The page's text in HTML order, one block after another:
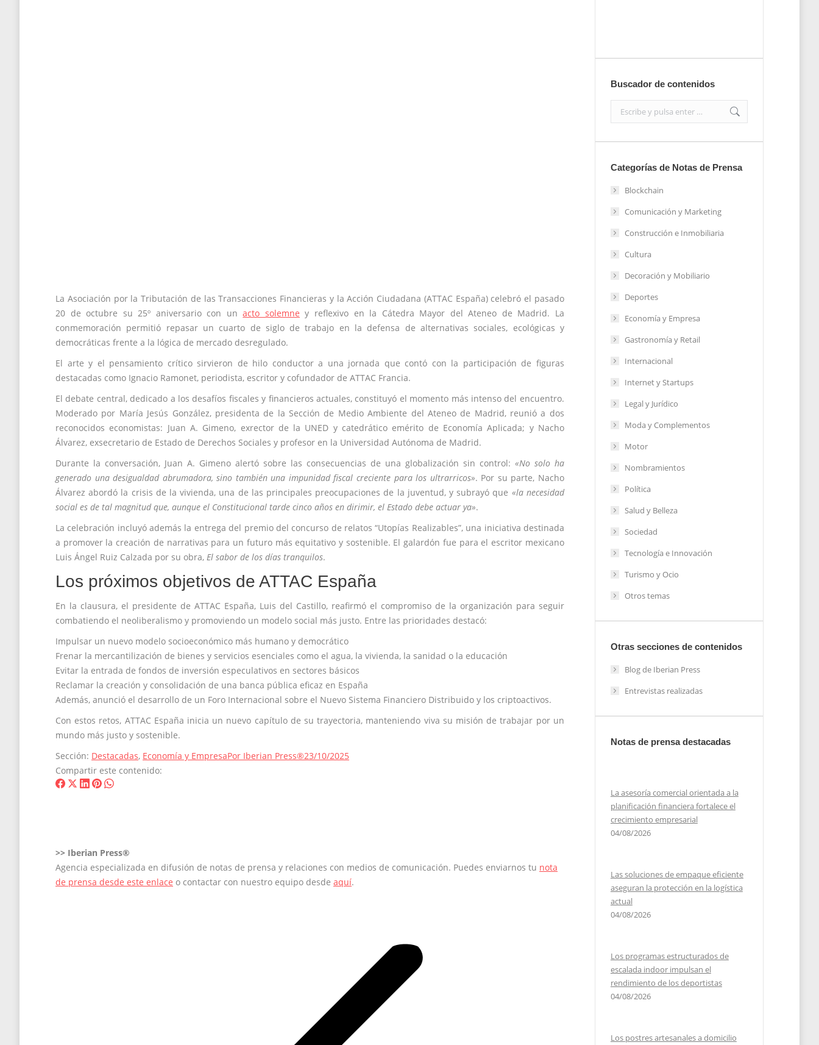
La Asociación por la Tributación de las Transacciones Financieras y la Acción Ciudadana (ATTAC España) celebró el pasado
20 de octubre su 25º aniversario con unacto solemne y reflexivo en la Cátedra Mayor del Ateneo de Madrid. La
conmemoración permitió repasar un cuarto de siglo de trabajo en la defensa de alternativas sociales, ecológicas y
democráticas frente a la lógica de mercado desregulado.
El arte y el pensamiento crítico sirvieron de hilo conductor a una jornada que contó con la participación de figuras
destacadas como Ignacio Ramonet, periodista, escritor y cofundador de ATTAC Francia.
El debate central, dedicado a los desafíos fiscales y financieros actuales, constituyó el momento más intenso del encuentro.
Moderado por María Jesús González, presidenta de la Sección de Medio Ambiente del Ateneo de Madrid, reunió a dos
reconocidos economistas: Juan A. Gimeno, exrector de la UNED y catedrático emérito de Economía Aplicada; y Nacho
Álvarez, exsecretario de Estado de Derechos Sociales y profesor en la Universidad Autónoma de Madrid.
Durante la conversación, Juan A. Gimeno alertó sobre las consecuencias de una globalización sin control: «No solo ha
generado una desigualdad abrumadora, sino también una impunidad fiscal creciente para los ultrarricos». Por su parte, Nacho
Álvarez abordó la crisis de la vivienda, una de las principales preocupaciones de la juventud, y subrayó que «la necesidad
social es de tal magnitud que, aunque el Constitucional tarde cinco años en dirimir, el Estado debe actuar ya».
La celebración incluyó además la entrega del premio del concurso de relatos “Utopías Realizables”, una iniciativa destinada
a promover la creación de narrativas para un futuro más equitativo y sostenible. El galardón fue para el escritor mexicano
Luis Ángel Ruiz Calzada por su obra, El sabor de los días tranquilos.
Los próximos objetivos de ATTAC España
En la clausura, el presidente de ATTAC España, Luis del Castillo, reafirmó el compromiso de la organización para seguir
combatiendo el neoliberalismo y promoviendo un modelo social más justo. Entre las prioridades destacó:
Impulsar un nuevo modelo socioeconómico más humano y democrático
Frenar la mercantilización de bienes y servicios esenciales como el agua, la vivienda, la sanidad o la educación
Evitar la entrada de fondos de inversión especulativos en sectores básicos
Reclamar la creación y consolidación de una banca pública eficaz en España
Además, anunció el desarrollo de un Foro Internacional sobre el Nuevo Sistema Financiero Distribuido y los criptoactivos.
Con estos retos, ATTAC España inicia un nuevo capítulo de su trayectoria, manteniendo viva su misión de trabajar por un
mundo más justo y sostenible.
Sección: Destacadas, Economía y EmpresaPor Iberian Press®23/10/2025
Compartir este contenido:
ShareShareShare
ShareShare
>> Iberian Press®
Agencia especializada en difusión de notas de prensa y relaciones con medios de comunicación. Puedes enviarnos tu nota
de prensa desde este enlace o contactar con nuestro equipo desde aquí.
Buscador de contenidos
Categorías de Notas de Prensa
Blockchain
Comunicación y Marketing
Construcción e Inmobiliaria
Cultura
Decoración y Mobiliario
Deportes
Economía y Empresa
Gastronomía y Retail
Internacional
Internet y Startups
Legal y Jurídico
Moda y Complementos
Motor
Nombramientos
Política
Salud y Belleza
Sociedad
Tecnología e Innovación
Turismo y Ocio
Otros temas
Otras secciones de contenidos
Blog de Iberian Press
Entrevistas realizadas
Notas de prensa destacadas
La asesoría comercial orientada a la
planificación financiera fortalece el
crecimiento empresarial
04/08/2026
Las soluciones de empaque eficiente
aseguran la protección en la logística
actual
04/08/2026
Los programas estructurados de
escalada indoor impulsan el
rendimiento de los deportistas
04/08/2026
Los postres artesanales a domicilio